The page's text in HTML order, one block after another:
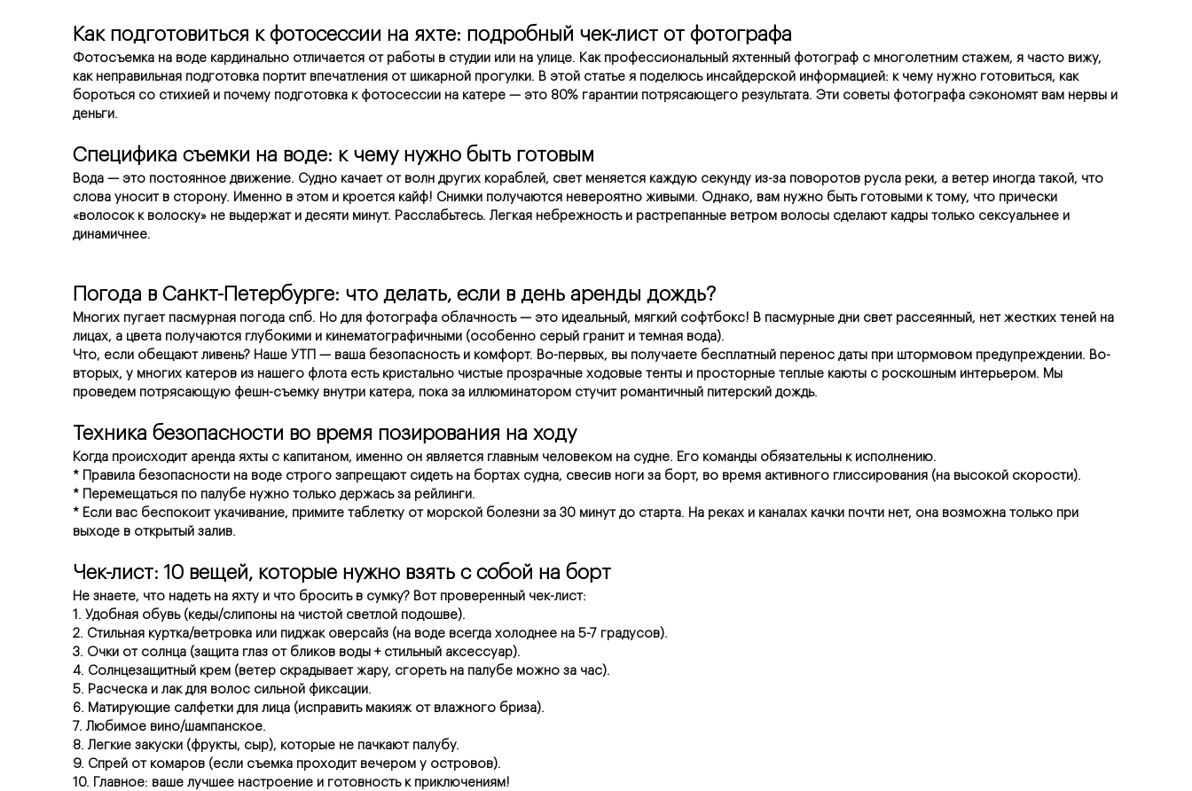
Заполните форму заказа, наш менеджер
свяжется с Вами в течении5-и минут!
Я согласен сполитикой
конфиденциальности
Заполните форму заказа, наш менеджер
свяжется с Вами в течении5-и минут!
Я согласен сполитикой
конфиденциальности
Как подготовиться к фотосессии на яхте: подробный чек-лист от фотографа
Фотосъемка на воде кардинально отличается от работы в студии или на улице. Как профессиональный яхтенный фотограф с многолетним стажем, я часто вижу,
как неправильная подготовка портит впечатления от шикарной прогулки. В этой статье я поделюсь инсайдерской информацией: к чему нужно готовиться, как
бороться со стихией и почему подготовка к фотосессии на катере — это 80% гарантии потрясающего результата. Эти советы фотографа сэкономят вам нервы и
деньги.
Специфика съемки на воде: к чему нужно быть готовым
Вода — это постоянное движение. Судно качает от волн других кораблей, свет меняется каждую секунду из-за поворотов русла реки, а ветер иногда такой, что
слова уносит в сторону. Именно в этом и кроется кайф! Снимки получаются невероятно живыми. Однако, вам нужно быть готовыми к тому, что прически
«волосок к волоску» не выдержат и десяти минут. Расслабьтесь. Легкая небрежность и растрепанные ветром волосы сделают кадры только сексуальнее и
динамичнее.
Погода в Санкт-Петербурге: что делать, если в день аренды дождь?
Многих пугает пасмурная погода спб. Но для фотографа облачность — это идеальный, мягкий софтбокс! В пасмурные дни свет рассеянный, нет жестких теней на
лицах, а цвета получаются глубокими и кинематографичными (особенно серый гранит и темная вода).
Что, если обещают ливень? Наше УТП — ваша безопасность и комфорт. Во-первых, вы получаете бесплатный перенос даты при штормовом предупреждении. Во-
вторых, у многих катеров из нашего флота есть кристально чистые прозрачные ходовые тенты и просторные теплые каюты с роскошным интерьером. Мы
проведем потрясающую фешн-съемку внутри катера, пока за иллюминатором стучит романтичный питерский дождь.
Техника безопасности во время позирования на ходу
Когда происходит аренда яхты с капитаном, именно он является главным человеком на судне. Его команды обязательны к исполнению.
* Правила безопасности на воде строго запрещают сидеть на бортах судна, свесив ноги за борт, во время активного глиссирования (на высокой скорости).
* Перемещаться по палубе нужно только держась за рейлинги.
* Если вас беспокоит укачивание, примите таблетку от морской болезни за 30 минут до старта. На реках и каналах качки почти нет, она возможна только при
выходе в открытый залив.
Чек-лист: 10 вещей, которые нужно взять с собой на борт
Не знаете, что надеть на яхту и что бросить в сумку? Вот проверенный чек-лист:
1. Удобная обувь (кеды/слипоны на чистой светлой подошве).
2. Стильная куртка/ветровка или пиджак оверсайз (на воде всегда холоднее на 5-7 градусов).
3. Очки от солнца (защита глаз от бликов воды + стильный аксессуар).
4. Солнцезащитный крем (ветер скрадывает жару, сгореть на палубе можно за час).
5. Расческа и лак для волос сильной фиксации.
6. Матирующие салфетки для лица (исправить макияж от влажного бриза).
7. Любимое вино/шампанское.
8. Легкие закуски (фрукты, сыр), которые не пачкают палубу.
9. Спрей от комаров (если съемка проходит вечером у островов).
10. Главное: ваше лучшее настроение и готовность к приключениям!
Заполните форму заказа, наш менеджер
свяжется с Вами в течении5-и минут!
Я согласен сполитикой
конфиденциальности
Авторизация
Авторизация
Авторизация